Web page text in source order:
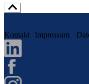
Kontakt Impressum